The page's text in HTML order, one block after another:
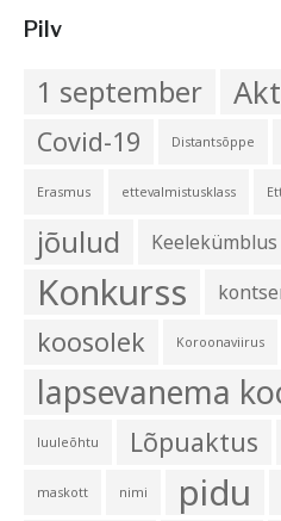
Pilv
1 september
Covid-19 Distantsõppe
Erasmus ettevalmistusklass
jõulud Keelekümblus
Konkurss
koosolek Koroonaviirus
lapsevanema
luuleõhtu Lõpuaktus
maskott nimi pidu